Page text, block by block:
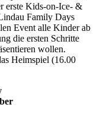
erste Kids-on-Ice- &
Family Days
Event alle Kinder ab
die ersten Schritte
wollen.
Heimspiel (16.00